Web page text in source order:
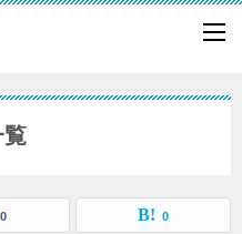
を楽しく作り、家族や親族に友
覧
0 0